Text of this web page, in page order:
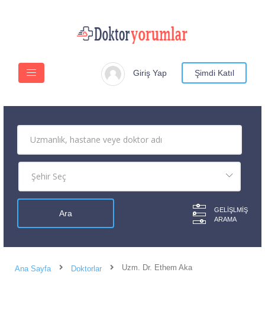
Giriş Yap Şimdi Katıl
GELIŞLMIŞ
ARAMA
Ana Sayfa Doktorlar Uzm. Dr. Ethem Aka